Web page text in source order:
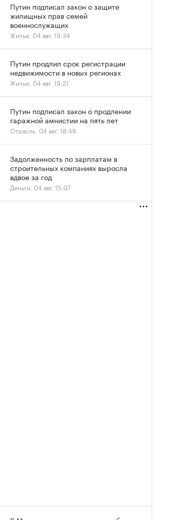
Путин подписал закон о защите
жилищных прав семей
военнослужащих
Жилье, 04 авг, 19:34
Путин продлил срок регистрации
недвижимости в новых регионах
Жилье, 04 авг, 19:21
Путин подписал закон о продлении
гаражной амнистии на пять лет
Отрасль, 04 авг, 18:48
Задолженность по зарплатам в
строительных компаниях выросла
вдвое за год
Деньги, 04 авг, 15:07